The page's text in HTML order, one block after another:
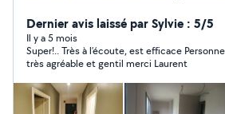
competences et connaissances.
du rendu final je préfère refuser un
faire plutôt que de le bâcler. N
numéros dans vos demandes
4 réponses par mois. Merci a vous
Dernier avis laissé par Sylvie : 5/5
Il y a 5 mois
Super!.. Très à l’écoute, est efficace
très agréable et gentil merci Laurent